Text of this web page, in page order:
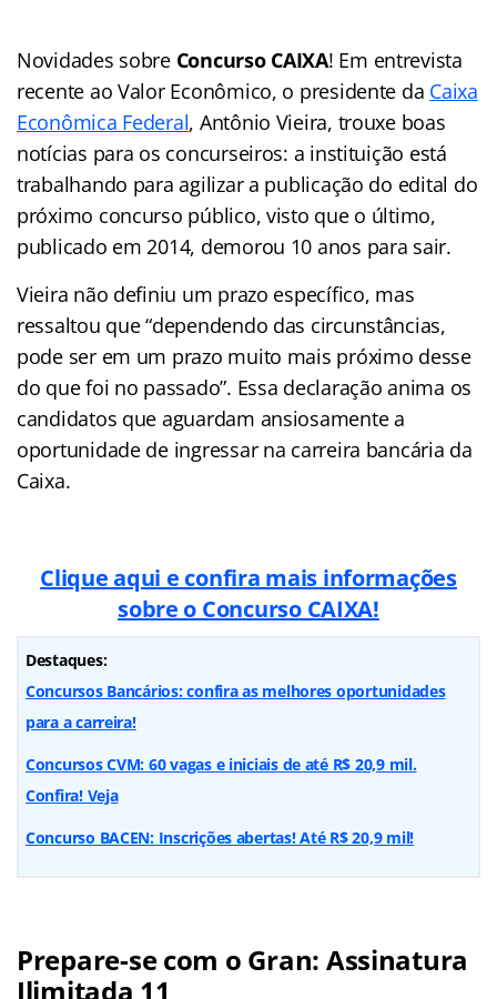
Novidades sobre Concurso CAIXA! Em entrevista
recente ao Valor Econômico, o presidente da Caixa
Econômica Federal, Antônio Vieira, trouxe boas
notícias para os concurseiros: a instituição está
trabalhando para agilizar a publicação do edital do
próximo concurso público, visto que o último,
publicado em 2014, demorou 10 anos para sair.
Vieira não definiu um prazo específico, mas
ressaltou que “dependendo das circunstâncias,
pode ser em um prazo muito mais próximo desse
do que foi no passado”. Essa declaração anima os
candidatos que aguardam ansiosamente a
oportunidade de ingressar na carreira bancária da
Caixa.
Clique aqui e confira mais informações
sobre o Concurso CAIXA!
Destaques:
Concursos Bancários: confira as melhores oportunidades
para a carreira!
Concursos CVM: 60 vagas e iniciais de até R$ 20,9 mil.
Confira! Veja
Concurso BACEN: Inscrições abertas! Até R$ 20,9 mil!
Prepare-se com o Gran: Assinatura
Ilimitada 11